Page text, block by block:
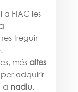
a FIAC les
treguin
més altes
adquirir
a nadiu.